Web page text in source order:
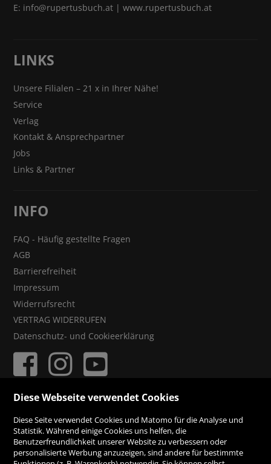
E: info@rupertusbuch.at |www.rupertusbuch.at
LINKS
Unsere Filialen – 21 x in Ihrer Nähe!
Service
Verlag
Kontakt & Ansprechpartner
Jobs
Links & Partner
INFO
FAQ - Häufig gestellte Fragen
AGB
Barrierefreiheit
Impressum
Widerrufsrecht
VERTRAG WIDERRUFEN
Datenschutz- und Cookieerklärung
Rechnung
Diese Webseite verwendet Cookies
Diese Seite verwendet Cookies und Matomo für die Analyse und
Statistik. Während einige Cookies uns helfen, die
Benutzerfreundlichkeit unserer Website zu verbessern oder
personalisierte Werbung anzuzeigen, sind andere für bestimmte